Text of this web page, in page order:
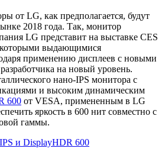
от LG, как предполагается, будут
2018 года. Так, монитор
LG представит на выставке CES
выдающимися
применению дисплеев с новыми
на новый уровень.
нано-IPS монитора с
и высоким динамическим
600 от VESA, примененным в LG
яркость в 600 нит совместно с
гаммы.